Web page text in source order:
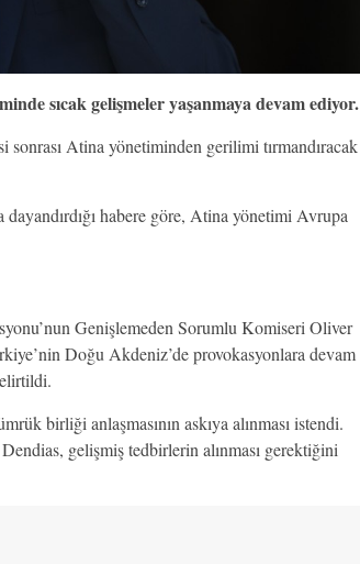
sıcak gelişmeler yaşanmaya devam ediyor.
Atina yönetiminden gerilimi tırmandıracak
habere göre, Atina yönetimi Avrupa
Genişlemeden Sorumlu Komiseri Oliver
Doğu Akdeniz’de provokasyonlara devam
birliği anlaşmasının askıya alınması istendi.
gelişmiş tedbirlerin alınması gerektiğini